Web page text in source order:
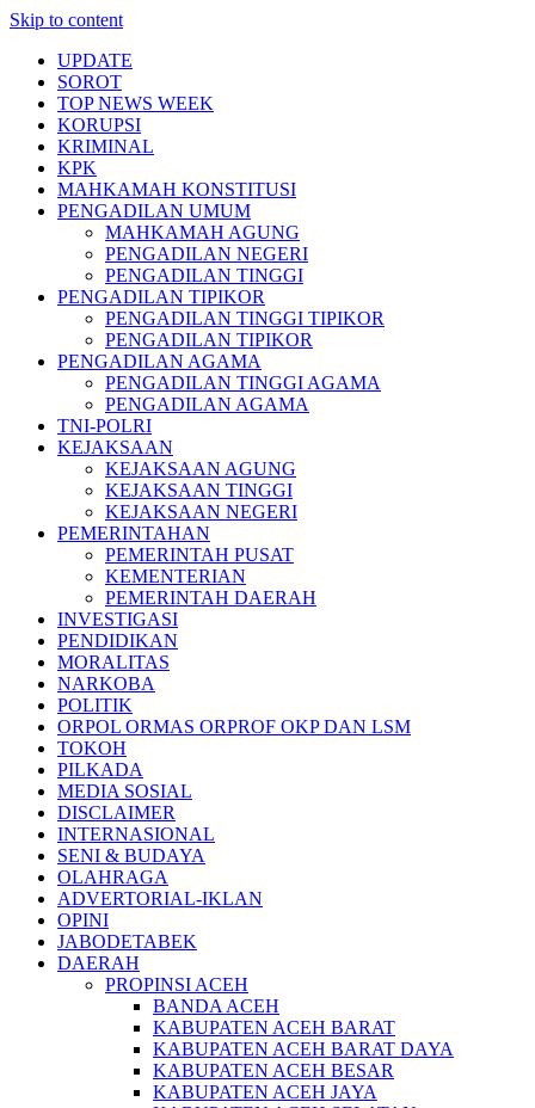
Skip to content
UPDATE
SOROT
TOP NEWS WEEK
KORUPSI
KRIMINAL
KPK
MAHKAMAH KONSTITUSI
PENGADILAN UMUM
MAHKAMAH AGUNG
PENGADILAN NEGERI
PENGADILAN TINGGI
PENGADILAN TIPIKOR
PENGADILAN TINGGI TIPIKOR
PENGADILAN TIPIKOR
PENGADILAN AGAMA
PENGADILAN TINGGI AGAMA
PENGADILAN AGAMA
TNI-POLRI
KEJAKSAAN
KEJAKSAAN AGUNG
KEJAKSAAN TINGGI
KEJAKSAAN NEGERI
PEMERINTAHAN
PEMERINTAH PUSAT
KEMENTERIAN
PEMERINTAH DAERAH
INVESTIGASI
PENDIDIKAN
MORALITAS
NARKOBA
POLITIK
ORPOL ORMAS ORPROF OKP DAN LSM
TOKOH
PILKADA
MEDIA SOSIAL
DISCLAIMER
INTERNASIONAL
SENI & BUDAYA
OLAHRAGA
ADVERTORIAL-IKLAN
OPINI
JABODETABEK
DAERAH
PROPINSI ACEH
BANDA ACEH
KABUPATEN ACEH BARAT
KABUPATEN ACEH BARAT DAYA
KABUPATEN ACEH BESAR
KABUPATEN ACEH JAYA